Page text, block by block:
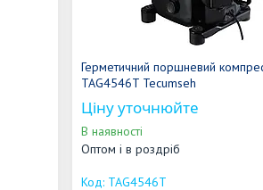
Герметичний поршневий
TAG4546T Tecumseh
Ціну уточнюйте
В наявності
Оптом і в роздріб
TAG4546T